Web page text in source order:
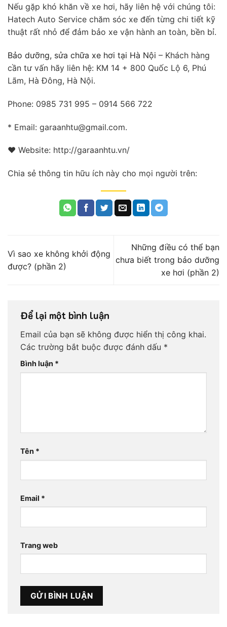
Nếu gặp khó khăn về xe hơi, hãy liên hệ với chúng tôi:
Hatech Auto Service chăm sóc xe đến từng chi tiết kỹ
thuật rất nhỏ để đảm bảo xe vận hành an toàn, bền bỉ.
Bảo dưỡng, sửa chữa xe hơi tại Hà Nội – Khách hàng
cần tư vấn hãy liên hệ: KM 14 + 800 Quốc Lộ 6, Phú
Lãm, Hà Đông, Hà Nội.
Phone: 0985 731 995 – 0914 566 722
* Email: garaanhtu@gmail.com.
❤ Website: http://garaanhtu.vn/
Chia sẻ thông tin hữu ích này cho mọi người trên:
Vì sao xe không khởi động
được? (phần 2)
Những điều có thể bạn
chưa biết trong bảo dưỡng
xe hơi (phần 2)
Để lại một bình luận
Email của bạn sẽ không được hiển thị công khai.
Các trường bắt buộc được đánh dấu *
Bình luận *
Tên *
Email *
Trang web